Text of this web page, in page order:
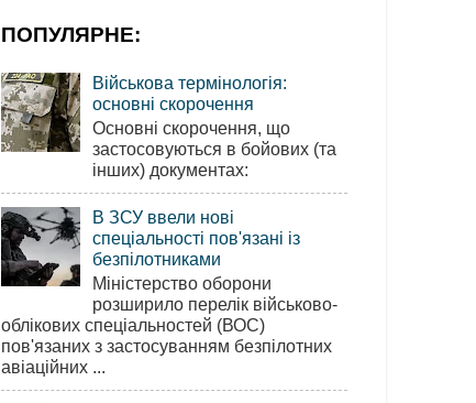
ПОПУЛЯРНЕ:
Військова термінологія:
основні скорочення
Основні скорочення, що
застосовуються в бойових (та
інших) документах:
В ЗСУ ввели нові
спеціальності пов'язані із
безпілотниками
Міністерство оборони
розширило перелік військово-
облікових спеціальностей (ВОС)
пов'язаних з застосуванням безпілотних
авіаційних ...